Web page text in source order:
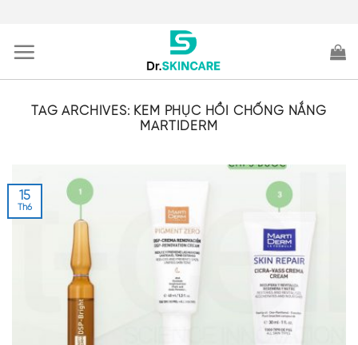
content
TAG ARCHIVES: KEM PHỤC HỒI CHỐNG NẮNG
MARTIDERM
15
Th6